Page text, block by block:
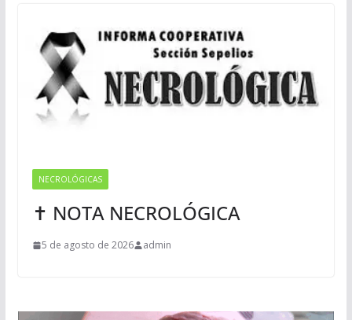
NECROLÓGICAS
✝ NOTA NECROLÓGICA
5 de agosto de 2026 admin